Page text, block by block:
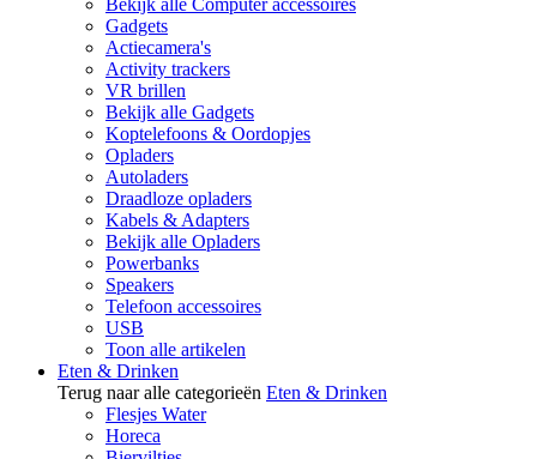
Bekijk alle Computer accessoires
Gadgets
Actiecamera's
Activity trackers
VR brillen
Bekijk alle Gadgets
Koptelefoons & Oordopjes
Opladers
Autoladers
Draadloze opladers
Kabels & Adapters
Bekijk alle Opladers
Powerbanks
Speakers
Telefoon accessoires
USB
Toon alle artikelen
Eten & Drinken
Terug naar alle categorieën Eten & Drinken
Flesjes Water
Horeca